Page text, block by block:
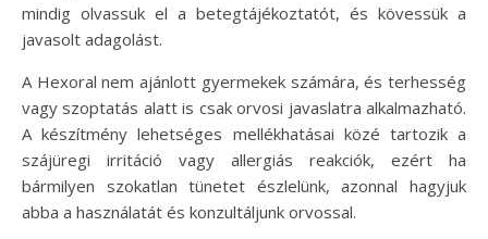
mindig olvassuk el a betegtájékoztatót, és kövessük a
javasolt adagolást.
A Hexoral nem ajánlott gyermekek számára, és terhesség
vagy szoptatás alatt is csak orvosi javaslatra alkalmazható.
A készítmény lehetséges mellékhatásai közé tartozik a
szájüregi irritáció vagy allergiás reakciók, ezért ha
bármilyen szokatlan tünetet észlelünk, azonnal hagyjuk
abba a használatát és konzultáljunk orvossal.